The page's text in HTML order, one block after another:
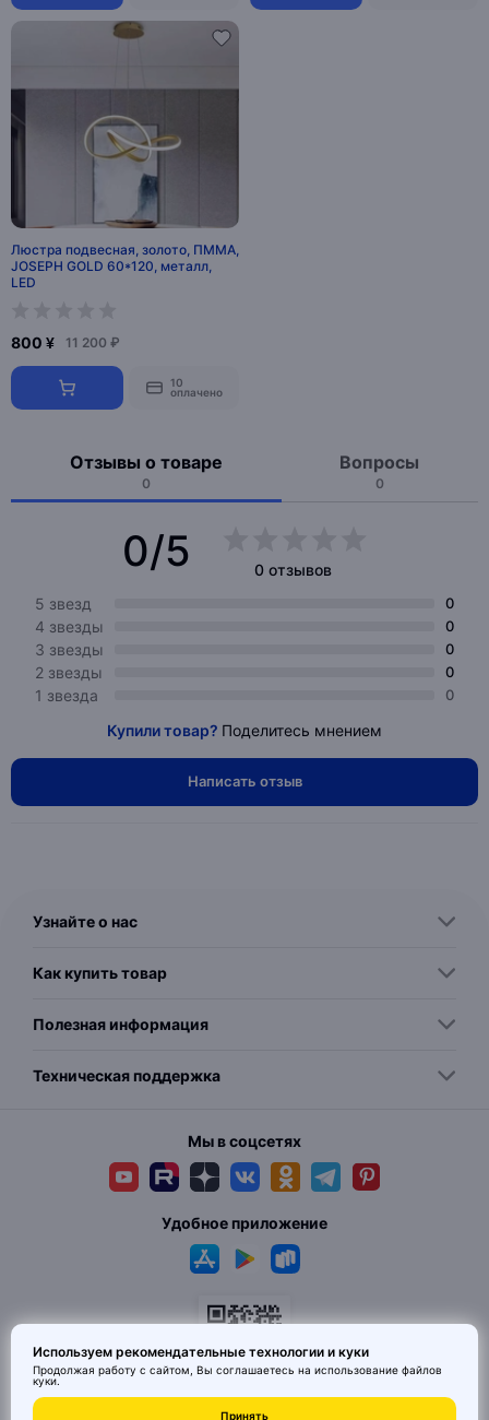
Люстра подвесная, золото, ПММА,
JOSEPH GOLD 60*120, металл,
LED
800 ¥ 11 200 ₽
10
оплачено
Отзывы о товаре
0
Вопросы
0
0/5
0 отзывов
5 звезд
0
4 звезды 0
3 звезды 0
2 звезды 0
1 звезда 0
Купили товар? Поделитесь мнением
Написать отзыв
Узнайте о нас
Как купить товар
Полезная информация
Техническая поддержка
Мы в соцсетях
Удобное приложение
Используем рекомендательные технологии и куки
Продолжая работу с сайтом, Вы соглашаетесь на использование файлов
куки.
Принять